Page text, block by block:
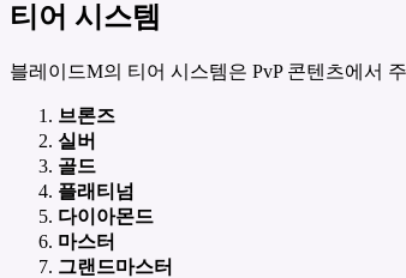
티어 시스템
블레이드M의 티어 시스템은 PvP 콘텐츠에서
브론즈
실버
골드
플래티넘
다이아몬드
마스터
그랜드마스터